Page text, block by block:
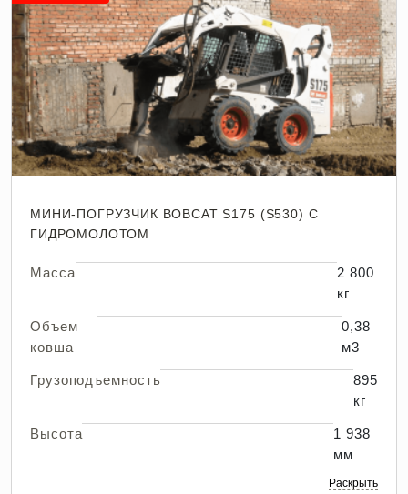
МИНИ-ПОГРУЗЧИК BOBCAT S175 (S530) С
ГИДРОМОЛОТОМ
Масса
2 800
кг
Объем
ковша
0,38
м3
Грузоподъемность
895
кг
Высота
1 938
мм
Раскрыть